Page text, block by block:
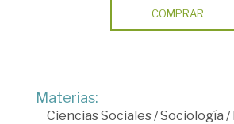
COMPRAR
Materias:
Ciencias Sociales/Sociología /